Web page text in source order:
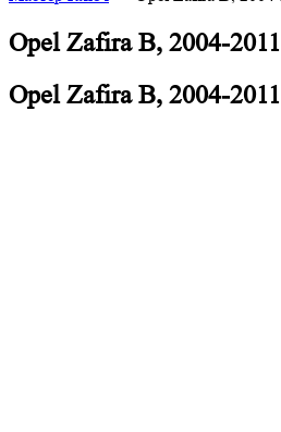
Opel Zafira B, 2004-
Opel Zafira B, 2004-